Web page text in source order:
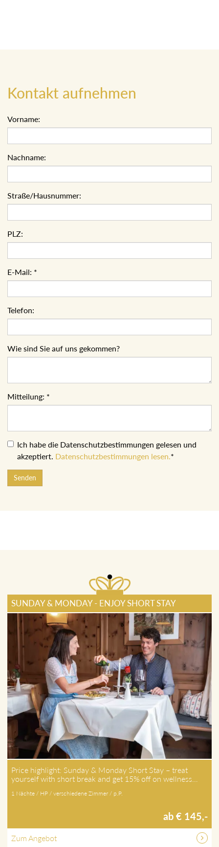
Kontakt aufnehmen
Vorname:
Nachname:
Straße/Hausnummer:
PLZ:
E-Mail: *
Telefon:
Wie sind Sie auf uns gekommen?
Mitteilung: *
Ich habe die Datenschutzbestimmungen gelesen und
akzeptiert. Datenschutzbestimmungen lesen.*
Senden
SUNDAY & MONDAY - ENJOY SHORT STAY
Price highlight: Sunday & Monday Short Stay – treat
yourself with short break and get 15% off on wellness…
1 Nächte / HP / verschiedene Zimmer / p.P.
ab € 145,-
Zum Angebot